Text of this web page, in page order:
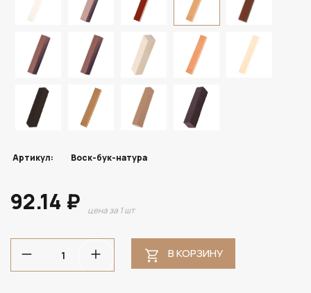
Артикул: Воск-бук-натура
92.14 ₽ цена за 1 шт
В КОРЗИНУ